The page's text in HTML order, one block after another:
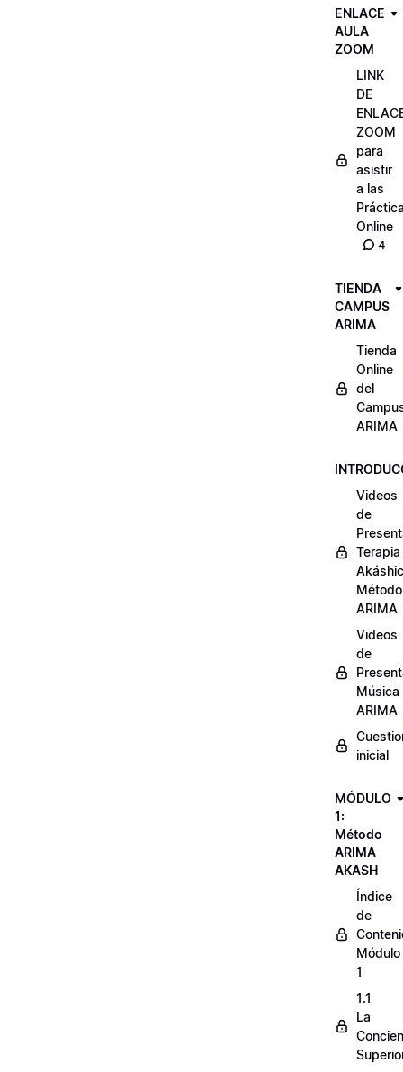
ENLACE
AULA
ZOOM
LINK
DE
ZOOM
para
asistir
a las
Online
4
TIENDA
CAMPUS
ARIMA
Tienda
Online
del
ARIMA
Videos
de
Terapia
Método
ARIMA
Videos
de
Música
ARIMA
inicial
MÓDULO
1:
Método
ARIMA
AKASH
Índice
de
Módulo
1
1.1
La